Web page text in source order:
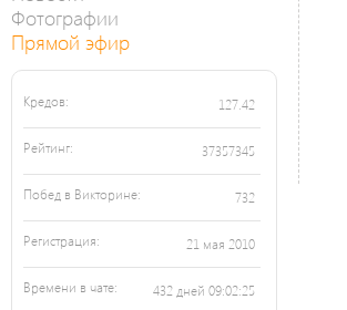
Фотографии
Прямой эфир
Кредов: 127.42
Рейтинг: 37357345
Побед в Викторине: 732
Регистрация: 21 мая 2010
Времени в чате: 432 дней 09:02:25